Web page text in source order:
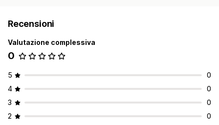
Recensioni
Valutazione complessiva
0
5
0
4
0
3
0
2
0